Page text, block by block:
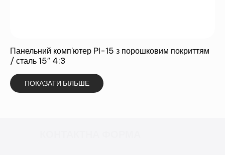
Панельний комп'ютер PI-15 з порошковим покриттям
/ сталь 15″ 4:3
ПОКАЗАТИ БІЛЬШЕ